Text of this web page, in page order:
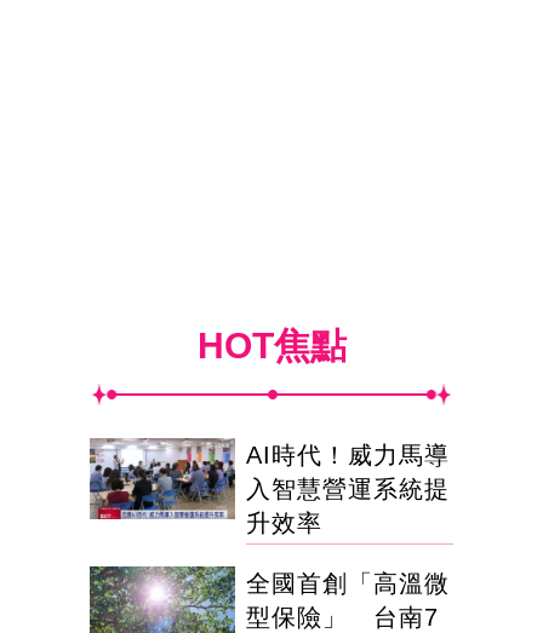
HOT焦點
AI時代！威力馬導
入智慧營運系統提
升效率
全國首創「高溫微
型保險」 台南7